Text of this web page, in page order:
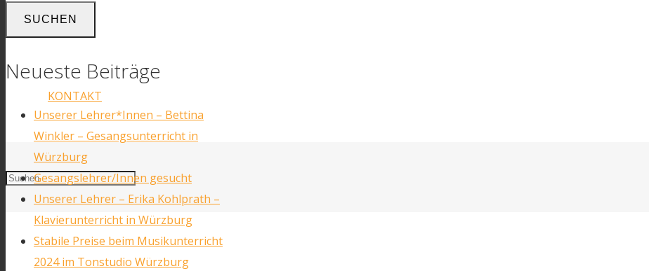
BLOG
KONTAKT
Facebook
SUCHEN
Neueste Beiträge
Unserer Lehrer*Innen – Bettina
Winkler – Gesangsunterricht in
Würzburg
Gesangslehrer/Innen gesucht
Unserer Lehrer – Erika Kohlprath –
Klavierunterricht in Würzburg
Stabile Preise beim Musikunterricht
2024 im Tonstudio Würzburg